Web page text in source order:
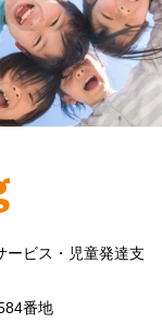
ービス・児童発達支
番地